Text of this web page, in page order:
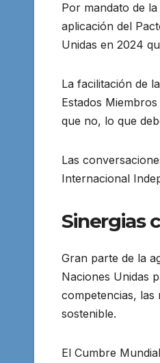
Por mandato de
aplicación del
Unidas en 2024
La facilitación de
Estados
que no, lo que
Las
Internacional
Sinergias
Gran parte de la
Naciones Unidas
competencias,
sostenible.
El Cumbre